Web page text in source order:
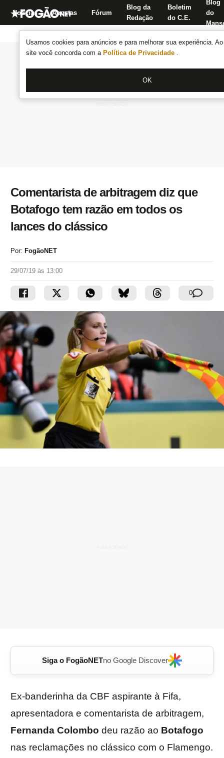
Usamos cookies para anúncios e para melhorar sua experiência.
site você concorda com a Política de Privacidade .
OK
Notícias Apostas Fórum
Blog da
Redação
Boletim
do C.E.
Blog
do
Comentarista de arbitragem diz que
Botafogo tem razão em todos os
lances do clássico
Por: FogãoNET
29/07/19 às 13:00
0
Siga o FogãoNETno Google Discover
Ex-banderinha da CBF aspirante à Fifa,
apresentadora e comentarista de arbitragem,
Fernanda Colombo deu razão ao Botafogo
nas reclamações no clássico com o Flamengo.